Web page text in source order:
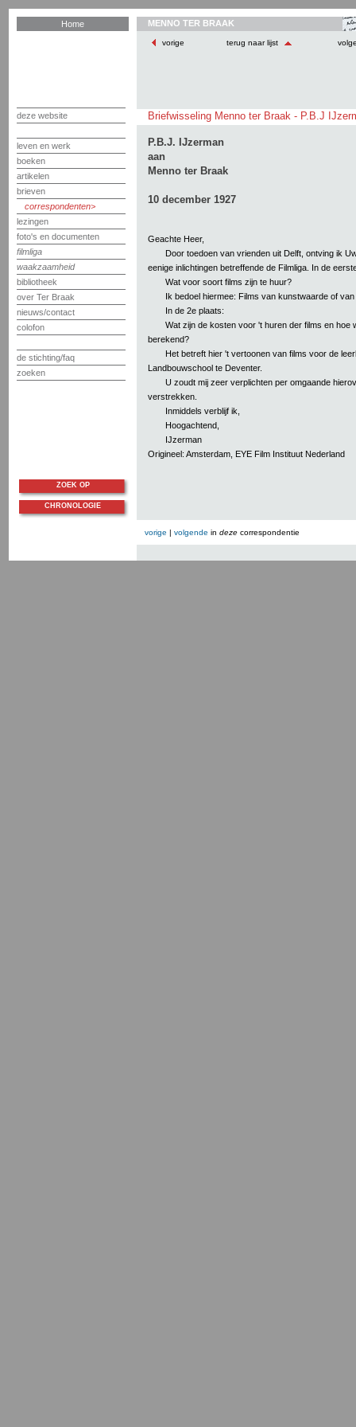
Home
deze website
leven en werk
boeken
artikelen
brieven
correspondenten
lezingen
foto's en documenten
filmliga
waakzaamheid
bibliotheek
over Ter Braak
nieuws/contact
colofon
de stichting/faq
zoeken
MENNO TER BRAAK
vorige terug naar lijst
Briefwisseling Menno ter Braak - P.B.J
P.B.J. IJzerman
aan
Menno ter Braak
10 december 1927
Geachte Heer,
Door toedoen van vrienden uit Delft, ontving ik
eenige inlichtingen betreffende de Filmliga. In de
Wat voor soort films zijn te huur?
Ik bedoel hiermee: Films van kunstwaarde of
In de 2e plaats:
Wat zijn de kosten voor 't huren der films en hoe
berekend?
Het betreft hier 't vertoonen van films voor de
Landbouwschool te Deventer.
U zoudt mij zeer verplichten per omgaande
verstrekken.
Inmiddels verblijf ik,
Hoogachtend,
IJzerman
Origineel: Amsterdam, EYE Film Instituut Nederland
vorige | volgende in deze correspondentie
ZOEK OP
CHRONOLOGIE